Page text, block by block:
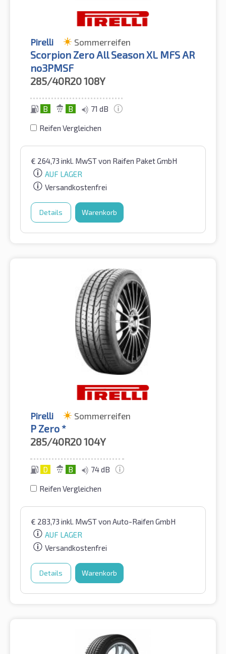
Pirelli Sommerreifen
Scorpion Zero All Season XL MFS AR
no3PMSF
285/40R20108Y
B B 71 dB
Reifen Vergleichen
€ 264,73 inkl. MwSTvon Raifen Paket GmbH
AUF LAGER
Versandkostenfrei
Details Warenkorb
Pirelli Sommerreifen
P Zero *
285/40R20104Y
D B 74 dB
Reifen Vergleichen
€ 283,73 inkl. MwSTvon Auto-Raifen GmbH
AUF LAGER
Versandkostenfrei
Details Warenkorb